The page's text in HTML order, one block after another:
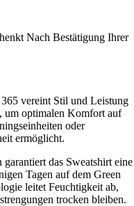
Nach Bestätigung Ihrer
vereint Stil und Leistung
um optimalen Komfort auf
oder
ermöglicht.
das Sweatshirt eine
Tagen auf dem Green
leitet Feuchtigkeit ab,
trocken bleiben.